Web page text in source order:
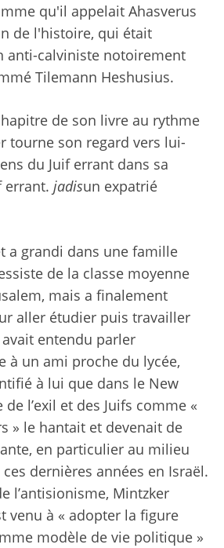
qu'il appelait Ahasverus
de l'histoire, qui était
anti-calviniste notoirement
Tilemann Heshusius.
de son livre au rythme
tourne son regard vers lui-
du Juif errant dans sa
errant. jadisun expatrié
a grandi dans une famille
de la classe moyenne
mais a finalement
aller étudier puis travailler
entendu parler
à un ami proche du lycée,
à lui que dans le New
de l’exil et des Juifs comme «
» le hantait et devenait de
en particulier au milieu
dernières années en Israël.
l’antisionisme, Mintzker
venu à « adopter la figure
modèle de vie politique »